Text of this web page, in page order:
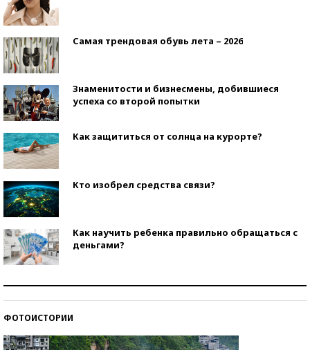
Самая трендовая обувь лета – 2026
Знаменитости и бизнесмены, добившиеся
успеха со второй попытки
Как защититься от солнца на курорте?
Кто изобрел средства связи?
Как научить ребенка правильно обращаться с
деньгами?
ФОТОИСТОРИИ